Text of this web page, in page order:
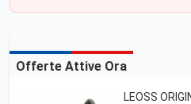
Offerte Attive Ora
LEOSS